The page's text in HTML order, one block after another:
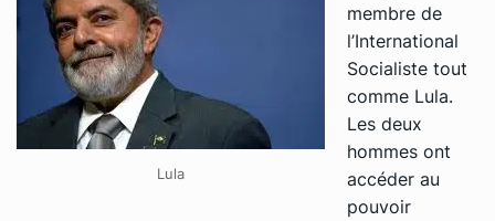
Lula
membre de
l’International
Socialiste tout
comme Lula.
Les deux
hommes ont
accéder au
pouvoir